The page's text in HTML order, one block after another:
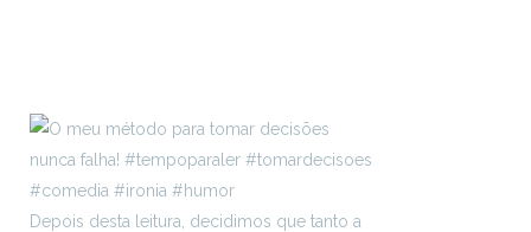
Depois desta leitura, decidimos que tanto a